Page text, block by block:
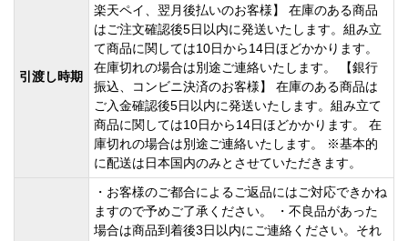
引渡し時期
楽天ペイ、翌月後払いのお客様】 在庫のある商品
はご注文確認後5日以内に発送いたします。組み立
て商品に関しては10日から14日ほどかかります。
在庫切れの場合は別途ご連絡いたします。 【銀行
振込、コンビニ決済のお客様】 在庫のある商品は
ご入金確認後5日以内に発送いたします。組み立て
商品に関しては10日から14日ほどかかります。 在
庫切れの場合は別途ご連絡いたします。 ※基本的
に配送は日本国内のみとさせていただきます。
・お客様のご都合によるご返品にはご対応できかね
ますので予めご了承ください。 ・不良品があった
場合は商品到着後3日以内にご連絡ください。それ